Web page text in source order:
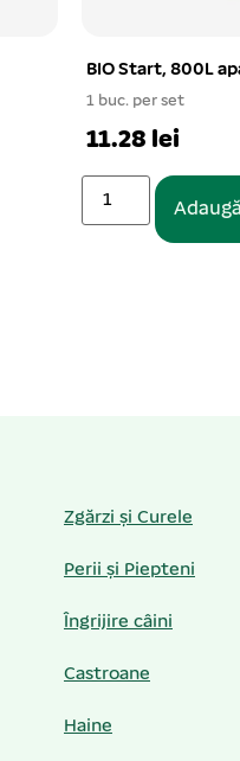
Decor buturuga
cm
1 buc. per set
20.29 lei
Zgărzi și Curele
Perii și Piepteni
Îngrijire câini
Castroane
Haine